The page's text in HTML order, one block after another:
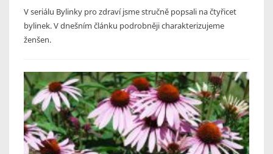
V seriálu Bylinky pro zdraví jsme stručně popsali na čtyřicet
bylinek. V dnešním článku podrobněji charakterizujeme
ženšen.